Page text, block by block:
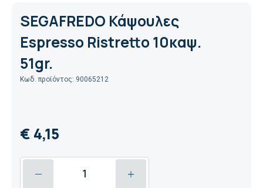
SEGAFREDO Κάψουλες
Espresso Ristretto 10καψ.
51gr.
Κωδ. προϊόντος: 90065212
€ 4,15